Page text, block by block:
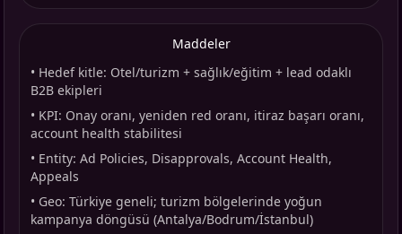
Maddeler
• Hedef kitle: Otel/turizm + sağlık/eğitim + lead odaklı
B2B ekipleri
• KPI: Onay oranı, yeniden red oranı, itiraz başarı oranı,
account health stabilitesi
• Entity: Ad Policies, Disapprovals, Account Health,
Appeals
• Geo: Türkiye geneli; turizm bölgelerinde yoğun
kampanya döngüsü (Antalya/Bodrum/İstanbul)